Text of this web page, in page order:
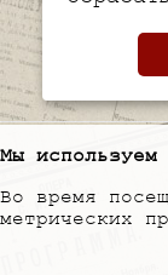
Мы
Во время
метрических